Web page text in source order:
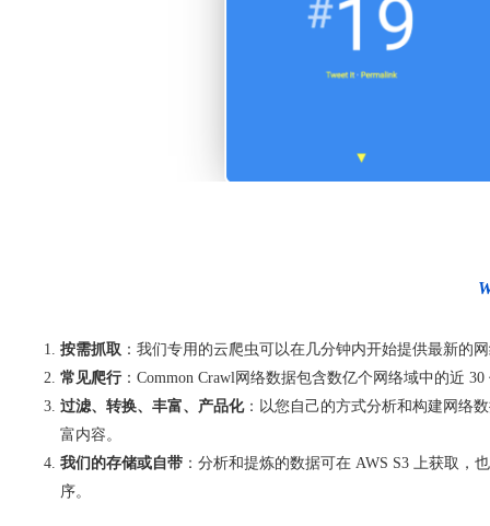
按需抓取 ：我们专用的云爬虫可以在几分钟内开始提供最新的
常见爬行：Common Crawl网络数据包含数亿个网络域中的近
过滤、转换、丰富、产品化：以您自己的方式分析和构建网络
富内容。
我们的存储或自带 ：分析和提炼的数据可在 AWS S3 上获取，
序。